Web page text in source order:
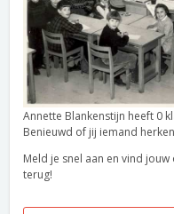
Annette Blankenstijn heeft 0
Benieuwd of jij iemand
Meld je snel aan en vind
terug!